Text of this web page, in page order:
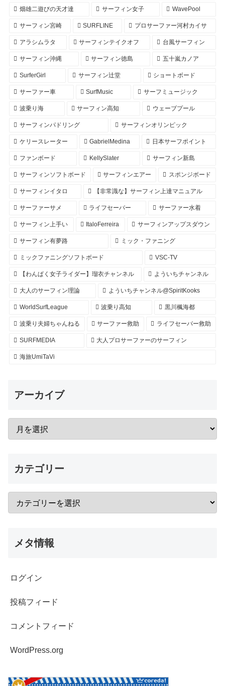
畑雄二遊びの天才達 サーフィン女子 WavePool
サーフィン宮崎 SURFLINE プロサーファー河村カイサ
アラシムラタ サーフィンテイクオフ 台風サーフィン
サーフィン沖縄 サーフィン徳島 五十嵐カノア
SurferGirl サーフィン辻堂 ショートボード
サーファー車 SurfMusic サーフミュージック
波乗り海 サーフィン高知 ウェーブプール
サーフィンパドリング サーフィンオリンピック
ケリースレーター GabrielMedina 日本サーフポイント
ファンボード KellySlater サーフィン新島
サーフィンソフトボード サーフィンエアー スポンジボード
サーフィンイタロ 【非常識な】サーフィン上達マニュアル
サーファーサメ ライフセーバー サーファー水着
サーフィン上手い ItaloFerreira サーフィンアップスダウン
サーフィン有夢路 ミック・ファニング
ミックファニングソフトボード VSC-TV
【わんぱく女子ライダー】瑠衣チャンネル よういちチャンネル
大人のサーフィン理論 よういちチャンネル@SpiritKooks
WorldSurfLeague 波乗り高知 黒川楓海都
波乗り夫婦ちゃんねる サーファー救助 ライフセーバー救助
SURFMEDIA 大人プロサーファーのサーフィン
海旅UmiTaVi
アーカイブ
カテゴリー
メタ情報
ログイン
投稿フィード
コメントフィード
WordPress.org